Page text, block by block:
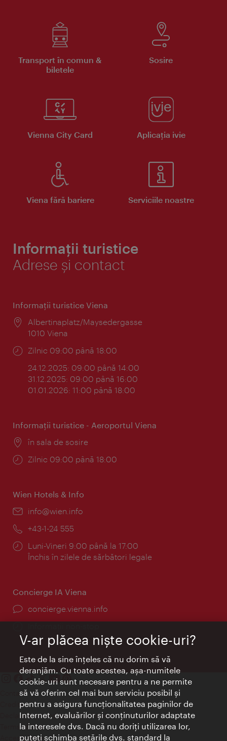
Transport în comun &
biletele
Sosire
Vienna City Card Aplicaţia ivie
Viena fără bariere Serviciile noastre
Informații turistice
Adrese și contact
Informaţii turistice Viena
Locul:
Albertinaplatz/Maysedergasse
1010 Viena
Program:
Zilnic 09:00 până 18:00
24.12.2025: 09:00 până 14:00
31.12.2025: 09:00 până 16:00
01.01.2026: 11:00 până 18:00
Informaţii turistice - Aeroportul Viena
Locul:
în sala de sosire
Program:
Zilnic 09:00 până 18:00
Wien Hotels & Info
E-
info@wien.info
Telefon:
+43-1-24 555
Program:
Luni-Vineri 9:00 până la 17:00
Închis în zilele de sărbători legale
Concierge IA Viena
concierge.vienna.info
Contact
Credits
Declaraţie privind protecţia datelor
Terms of Use
Accesibilitate
V-ar plăcea nişte cookie-uri?
Este de la sine înţeles că nu dorim să vă
deranjăm. Cu toate acestea, aşa-numitele
cookie-uri sunt necesare pentru a ne permite
să vă oferim cel mai bun serviciu posibil şi
pentru a asigura funcţionalitatea paginilor de
Internet, evaluărilor şi conţinuturilor adaptate
la interesele dvs. Dacă nu doriţi utilizarea lor,
puteţi schimba setările dvs. standard la